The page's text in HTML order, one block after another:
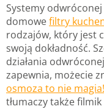
Systemy
domowefiltry
rodzajów, który jest
swoją dokładność.
działania
zapewnia, możecie
osmoza to nie
tłumaczy także